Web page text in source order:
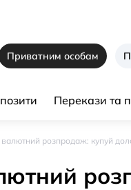
Приватним особам
Перекази та
розпродаж: купуй